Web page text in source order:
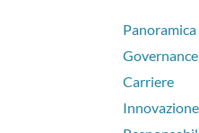
Carriere